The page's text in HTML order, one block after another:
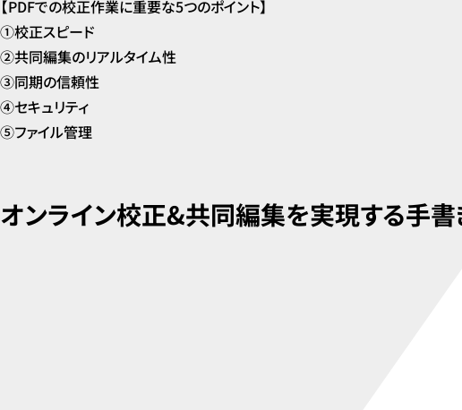
【PDFでの校正作業に重要な5つのポイント】
①校正スピード
②共同編集のリアルタイム性
③同期の信頼性
④セキュリティ
⑤ファイル管理
オンライン校正&共同編集を実現する手書